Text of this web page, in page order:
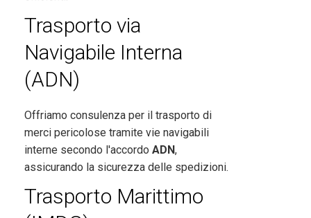
Trasporto via
Navigabile Interna
(ADN)
Offriamo consulenza per il trasporto di
merci pericolose tramite vie navigabili
interne secondo l'accordo ADN,
assicurando la sicurezza delle spedizioni.
Trasporto Marittimo